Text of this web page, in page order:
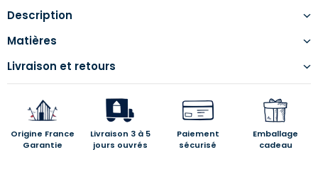
Description
Matières
Livraison et retours
Origine France
Garantie
Livraison 3 à 5
jours ouvrés
Paiement
sécurisé
Emballage
cadeau